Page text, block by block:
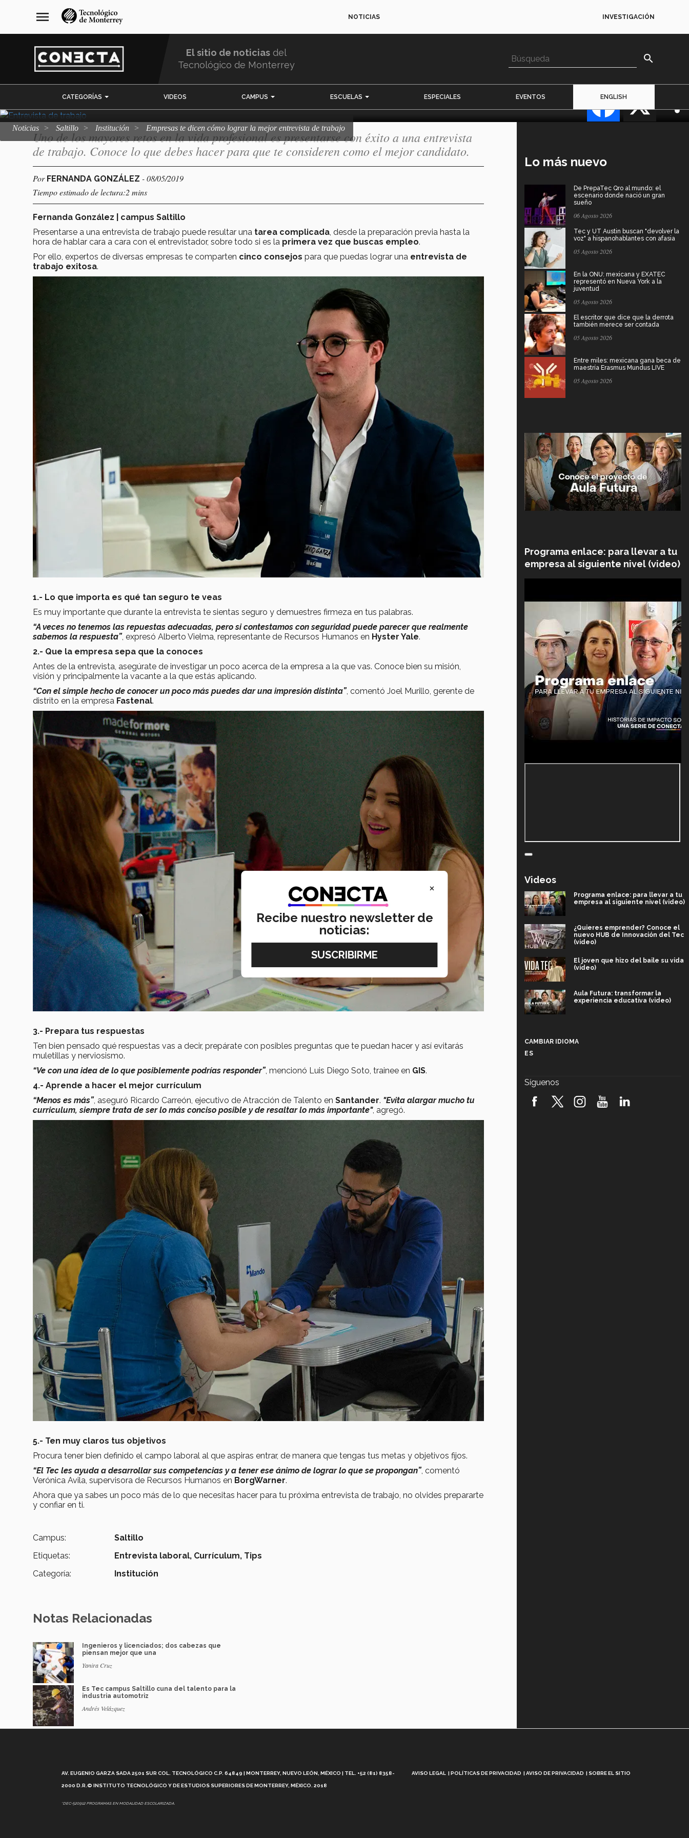
navegación
principal
menu NOTICIAS INVESTIGACIÓN
El sitio de noticias del
Tecnológico de Monterrey
search
CATEGORÍAS VIDEOS CAMPUS ESCUELAS ESPECIALES EVENTOS ENGLISH
Noticias Saltillo Institución Empresas te dicen cómo lograr la mejor entrevista de trabajo
Empresas te dicen cómo lograr la
mejor entrevista de trabajo
Uno de los mayores retos en la vida profesional es presentarse con éxito a una entrevista
de trabajo. Conoce lo que debes hacer para que te consideren como el mejor candidato.
Por FERNANDA GONZÁLEZ - 08/05/2019
Tiempo estimado de lectura:2 mins
Fernanda González | campus Saltillo
Presentarse a una entrevista de trabajo puede resultar una tarea complicada, desde la preparación previa hasta la
hora de hablar cara a cara con el entrevistador, sobre todo si es la primera vez que buscas empleo.
Por ello, expertos de diversas empresas te comparten cinco consejos para que puedas lograr una entrevista de
trabajo exitosa.
1.- Lo que importa es qué tan seguro te veas
Es muy importante que durante la entrevista te sientas seguro y demuestres firmeza en tus palabras.
“A veces no tenemos las repuestas adecuadas, pero si contestamos con seguridad puede parecer que realmente
sabemos la respuesta”, expresó Alberto Vielma, representante de Recursos Humanos en Hyster Yale.
2.- Que la empresa sepa que la conoces
Antes de la entrevista, asegúrate de investigar un poco acerca de la empresa a la que vas. Conoce bien su misión,
visión y principalmente la vacante a la que estás aplicando.
“Con el simple hecho de conocer un poco más puedes dar una impresión distinta”, comentó Joel Murillo, gerente de
distrito en la empresa Fastenal.
3.- Prepara tus respuestas
Ten bien pensado qué respuestas vas a decir, prepárate con posibles preguntas que te puedan hacer y así evitarás
muletillas y nerviosismo.
“Ve con una idea de lo que posiblemente podrías responder”, mencionó Luis Diego Soto, trainee en GIS.
4.- Aprende a hacer el mejor currículum
“Menos es más”, aseguró Ricardo Carreón, ejecutivo de Atracción de Talento en Santander. "Evita alargar mucho tu
curriculum, siempre trata de ser lo más conciso posible y de resaltar lo más importante", agregó.
5.- Ten muy claros tus objetivos
Procura tener bien definido el campo laboral al que aspiras entrar, de manera que tengas tus metas y objetivos fijos.
“El Tec les ayuda a desarrollar sus competencias y a tener ese ánimo de lograr lo que se propongan”, comentó
Verónica Avila, supervisora de Recursos Humanos en BorgWarner.
Ahora que ya sabes un poco más de lo que necesitas hacer para tu próxima entrevista de trabajo, no olvides prepararte
y confiar en ti.
Campus:
Saltillo
Etiquetas:
Entrevista laboral, Currículum, Tips
Categoría:
Institución
Notas Relacionadas
Ingenieros y licenciados; dos cabezas que
piensan mejor que una
Yanira Cruz
Es Tec campus Saltillo cuna del talento para la
industria automotriz
Andrés Velázquez
Lo más nuevo
De PrepaTec Qro al mundo: el
escenario donde nació un gran
sueño
06 Agosto 2026
Tec y UT Austin buscan "devolver la
voz" a hispanohablantes con afasia
05 Agosto 2026
En la ONU: mexicana y EXATEC
representó en Nueva York a la
juventud
05 Agosto 2026
El escritor que dice que la derrota
también merece ser contada
05 Agosto 2026
Entre miles: mexicana gana beca de
maestría Erasmus Mundus LIVE
05 Agosto 2026
Programa enlace: para llevar a tu
empresa al siguiente nivel (video)
Videos
Programa enlace: para llevar a tu
empresa al siguiente nivel (video)
¿Quieres emprender? Conoce el
nuevo HUB de Innovación del Tec
(video)
El joven que hizo del baile su vida
(video)
Aula Futura: transformar la
experiencia educativa (video)
robótica FIRST 2026! (video)
CAMBIAR IDIOMA
ES
Síguenos
AV. EUGENIO GARZA SADA 2501 SUR COL. TECNOLÓGICO C.P. 64849 | MONTERREY, NUEVO LEÓN, MÉXICO | TEL. +52 (81) 8358-
2000 D.R.© INSTITUTO TECNOLÓGICO Y DE ESTUDIOS SUPERIORES DE MONTERREY, MÉXICO. 2018
*DEC-520912 PROGRAMAS EN MODALIDAD ESCOLARIZADA.
AVISO LEGAL POLÍTICAS DE PRIVACIDAD AVISO DE PRIVACIDAD SOBRE EL SITIO
×
Recibe nuestro newsletter de
noticias: